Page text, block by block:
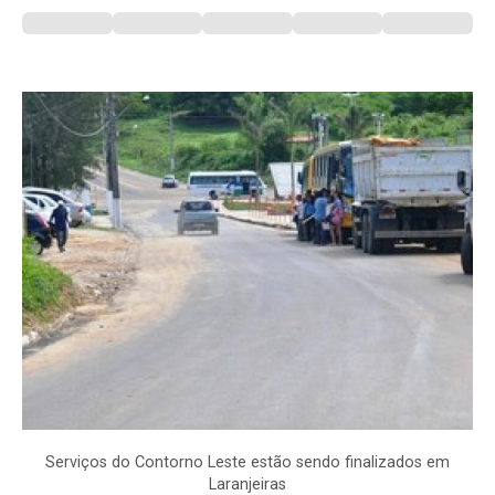
Serviços do Contorno Leste estão sendo finalizados em
Laranjeiras